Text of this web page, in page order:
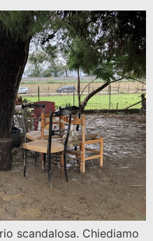
scandalosa. Chiediamo